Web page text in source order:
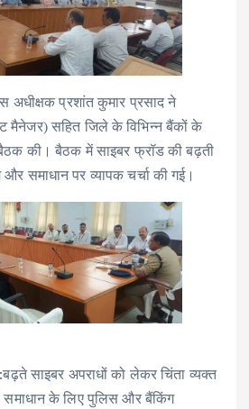
प्रशांत कुमार प्रसाद ने
मैनेजर) सहित जिले के विभिन्न बैंकों के
की। बैठक में साइबर फ्रॉड की बढ़ती
समाधान पर व्यापक चर्चा की गई।
साइबर अपराधों को लेकर चिंता व्यक्त
के लिए पुलिस और बैंकिंग